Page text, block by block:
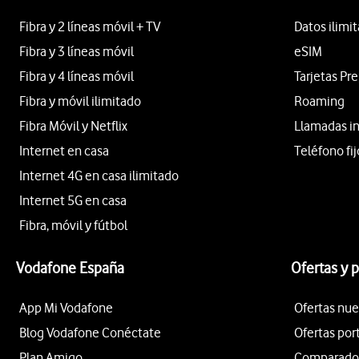
Fibra y 2 líneas móvil + TV
Fibra y 3 líneas móvil
Fibra y 4 líneas móvil
Fibra y móvil ilimitado
Fibra Móvil y Netflix
Internet en casa
Internet 4G en casa ilimitado
Internet 5G en casa
Fibra, móvil y fútbol
Datos
eSIM
Tarjetas
Roaming
Llamadas
Teléfono
Vodafone España
App Mi Vodafone
Blog Vodafone Conéctate
Ofertas y
Ofertas
Ofertas